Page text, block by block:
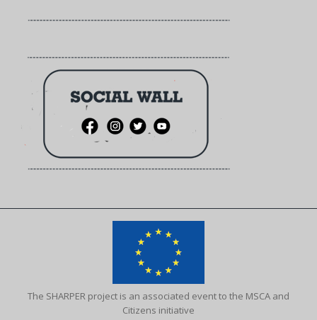
The SHARPER project is an associated event to the MSCA and
Citizens initiative